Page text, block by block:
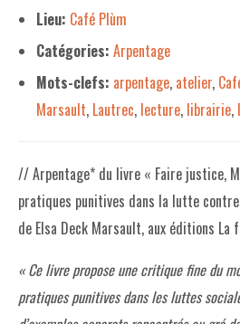
NOS FOURNISSEUR·EUSE·S
LA LIBRAIRIE
UNE LIBRAIRIE INDÉPENDANTE
COMMANDER UN LIVRE
INFOS & ACCESSIBILITÉ
Lieu: Café Plùm
Catégories: Arpentage
Mots-clefs: arpentage, atelier,
Marsault, Lautrec, lecture, librairie,
// Arpentage* du livre « Faire justice,
pratiques punitives dans la lutte
de Elsa Deck Marsault, aux éditions La
« Ce livre propose une critique fine du
pratiques punitives dans les luttes